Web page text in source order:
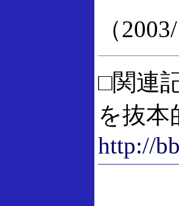
（
□関連
を抜本
http://